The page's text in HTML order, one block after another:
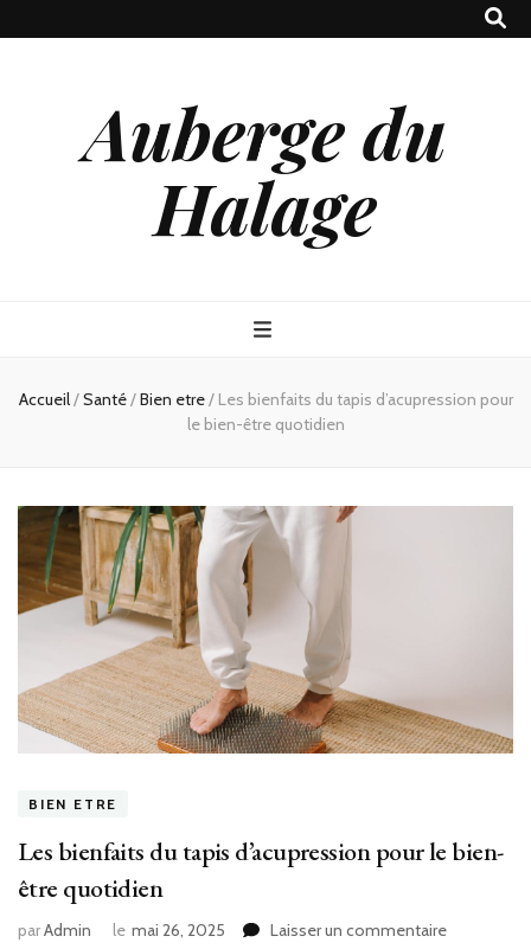
Auberge du
Halage
Accueil/Santé/Bien etre/ Les bienfaits du tapis d’acupression pour
le bien-être quotidien
BIEN ETRE
Les bienfaits du tapis d’acupression pour le bien-
être quotidien
parAdmin le mai 26, 2025 Laisser un commentairesur